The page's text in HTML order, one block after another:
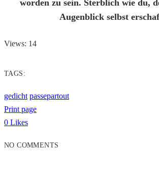
worden zu sein. Sterblich wie du,
Augenblick selbst
Views: 14
TAGS:
gedicht passepartout
Print page
0 Likes
NO COMMENTS